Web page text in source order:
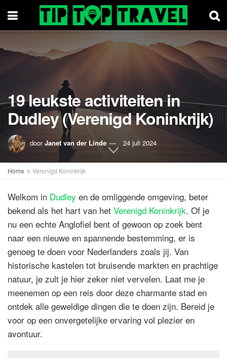
19 leukste activiteiten in
Dudley (Verenigd Koninkrijk)
door Janet van der Linde 24 juli 2024
Home Verenigd Koninkrijk
Welkom in Dudley en de omliggende omgeving, beter
bekend als het hart van het Verenigd Koninkrijk. Of je
nu een echte Anglofiel bent of gewoon op zoek bent
naar een nieuwe en spannende bestemming, er is
genoeg te doen voor Nederlanders zoals jij. Van
historische kastelen tot bruisende markten en prachtige
natuur, je zult je hier zeker niet vervelen. Laat me je
meenemen op een reis door deze charmante stad en
ontdek alle geweldige dingen die te doen zijn. Bereid je
voor op een onvergetelijke ervaring vol plezier en
avontuur.